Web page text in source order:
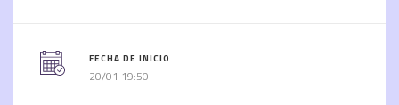
FECHA DE INICIO
20/01 19:50